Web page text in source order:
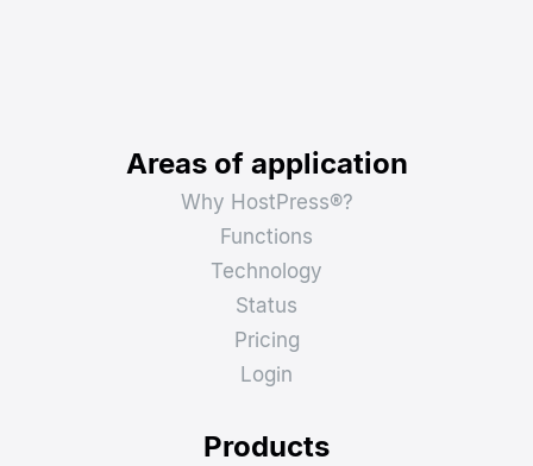
Areas of application
Why HostPress®?
Functions
Technology
Status
Pricing
Login
Products